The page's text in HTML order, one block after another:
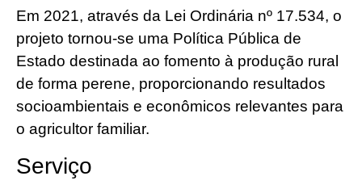
Em 2021, através da Lei Ordinária nº 17.534, o
projeto tornou-se uma Política Pública de
Estado destinada ao fomento à produção rural
de forma perene, proporcionando resultados
socioambientais e econômicos relevantes para
o agricultor familiar.
Serviço